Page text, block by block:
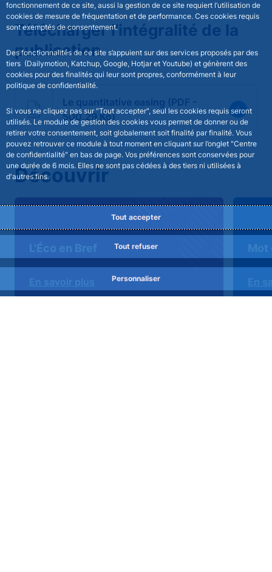
fonctionnement de ce site, aussi la gestion de ce site requiert l’utilisation de
cookies de mesure de fréquentation et de performance. Ces cookies requis
sont exemptés de consentement.
Des fonctionnalités de ce site s’appuient sur des services proposés par des
tiers (Dailymotion, Katchup, Google, Hotjar et Youtube) et génèrent des
cookies pour des finalités qui leur sont propres, conformément à leur
politique de confidentialité.
Si vous ne cliquez pas sur "Tout accepter", seul les cookies requis seront
utilisés. Le module de gestion des cookies vous permet de donner ou de
retirer votre consentement, soit globalement soit finalité par finalité. Vous
pouvez retrouver ce module à tout moment en cliquant sur l’onglet "Centre
de confidentialité" en bas de page. Vos préférences sont conservées pour
une durée de 6 mois. Elles ne sont pas cédées à des tiers ni utilisées à
d'autres fins.
Tout accepter
Tout refuser
Personnaliser
Télécharger l'intégralité de la
publication
Le quantitative easing (PDF -
500.29 Ko)
Découvrir
L'Éco en Bref
En savoir plus
Mot
En